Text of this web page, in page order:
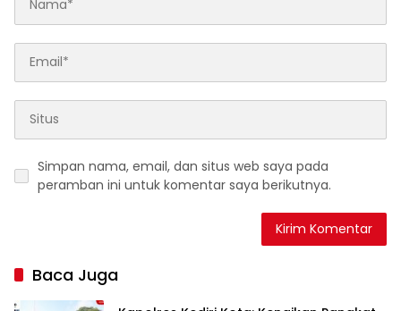
Simpan nama, email, dan situs web saya pada
peramban ini untuk komentar saya berikutnya.
Baca Juga